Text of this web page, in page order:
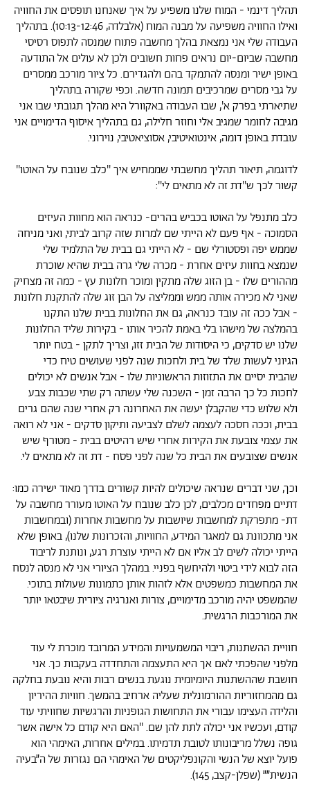
תהליך דינמי - המוח שלנו משפיע על איך שאנחנו תופסים את החוויה
ואילו החוויה משפיעה על מבנה המוח (אלבלדה, 10:13-12:46). בתהליך
העבודה שלי אני נמצאת בהלך מחשבה פתוח שמנסה לתפוס רסיסי
מחשבה שביום-יום נראים פחות חשובים ולכן לא עולים אל התודעה
באופן ישיר ומנסה להתמקד בהם ולהגדירם. כל ציור מורכב ממסרים
על גבי מסרים שמרכיבים תמונה חדשה. וכפי שקורה בתהליך
שתיארתי בפרק א', שבו העבודה באקוורל היא מהלך תגובתי שבו אני
מגיבה לחומר שמגיב אלי וחוזר חלילה, גם בתהליך איסוף הדימויים אני
עובדת באופן דומה, אינטואיטיבי, אסוציאטיבי, נוירוני.
לדוגמה, תיאור תהליך מחשבתי שממחיש איך ''כלב שנובח על האוטו''
קשור לכך ש''דת זה לא מתאים לי'':
כלב מתנפל על האוטו בכביש בהרים- כנראה הוא מחוות העיזים
הסמוכה - אף פעם לא הייתי שם למרות שזה קרוב לביתי, ואני מניחה
שממש יפה ופסטורלי שם - לא הייתי גם בבית של התלמיד שלי
שנמצא בחוות עיזים אחרת - מכרה שלי גרה בבית שהיא שוכרת
מההורים שלו - בן הזוג שלה מתקין ומוכר חלונות עץ - כמה זה מצחיק
שאני לא מכירה אותה ממש וממליצה על הבן זוג שלה להתקנת חלונות
- אבל ככה זה עובד כנראה, גם את החלונות בבית שלנו התקנו
בהמלצה של מישהו בלי באמת להכיר אותו - בקירות שליד החלונות
שלנו יש סדקים, כי היסודות של הבית זזו, וצריך לתקן - בטח יותר
הגיוני לעשות שלד של בית ולחכות שנה לפני שעושים טיח כדי
שהבית יסיים את התזוזות הראשוניות שלו - אבל אנשים לא יכולים
לחכות כל כך הרבה זמן - השכנה שלי עשתה רק שתי שכבות צבע
ולא שלוש כדי שהקבלן יעשה את האחרונה רק אחרי שנה שהם גרים
בבית, וככה חסכה לעצמה לשלם לצביעה ותיקון סדקים - אני לא רואה
את עצמי צובעת את הקירות אחרי שיש רהיטים בבית - מטורף שיש
אנשים שצובעים את הבית כל שנה לפני פסח - דת זה לא מתאים לי.
וכך, שני דברים שנראה שיכולים להיות קשורים בדרך מאוד ישירה כמו:
דתיים מפחדים מכלבים, לכן כלב שנובח על האוטו מעורר מחשבה על
דת- מתפרקת למחשבות שיושבות על מחשבות אחרות (ובמחשבות
אני מתכוונת גם למאגר המידע, החוויות, והזכרונות שלנו), באופן שלא
הייתי יכולה לשים לב אליו אם לא הייתי עוצרת רגע, ונותנת לריבוד
הזה לבוא לידי ביטוי ולהיחשף בפניי. במהלך הציורי אני לא מנסה לנסח
את המחשבות כמשפטים אלא לזהות אותן כתמונות שעולות בתוכי.
שהמשפט יהיה מורכב מדימויים, צורות ואנרגיה ציורית שיבטאו יותר
את המורכבות הרגשית.
חוויית ההשתנות, ריבוי המשמעויות והמידע המרובד מוכרת לי עוד
מלפני שהפכתי לאם אך היא התעצמה והתחדדה בעקבות כך. אני
חושבת שההשתנות היומיומית נוגעת בנשים רבות והיא נובעת בחלקה
גם מהמחזוריות ההורמונלית שעליה ארחיב בהמשך. חוויות ההיריון
והלידה העצימו עבורי את התחושות הגופניות והרגשיות שחוויתי עוד
קודם, ועכשיו אני יכולה לתת להן שם. ''האם היא קודם כל אישה אשר
גופה נשלל מריבונותו לטובת תדמיתו. במילים אחרות, האימהי הוא
פועל יוצא של הנשי והקונפליקטים של האימהי הם נגזרות של ה״בעיה
הנשית״״ (שפלן-קצב, 145).